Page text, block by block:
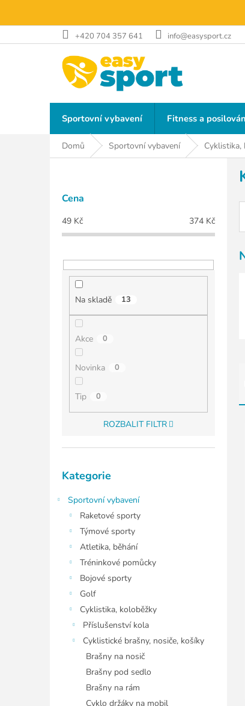
obsah
+420 704 357 641 info@easysport.cz
Sportovní vybavení Fitness a
Domů Sportovní vybavení Cyklistika,
P
Cena
49 Kč 374 Kč
Na skladě 13
Akce 0
Novinka 0
Tip 0
ROZBALIT FILTR
kategorie
Kategorie
Sportovní vybavení
Raketové sporty
Týmové sporty
Atletika, běhání
Tréninkové pomůcky
Bojové sporty
Golf
Cyklistika, koloběžky
Příslušenství kola
Cyklistické brašny, nosiče, košíky
Brašny na nosič
Brašny pod sedlo
Brašny na rám
Cyklo držáky na mobil
e